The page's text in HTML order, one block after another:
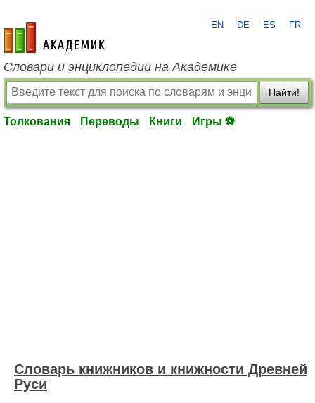
academic.ru
EN DE ES FR
Словари и энциклопедии на Академике
Найти!
Толкования Переводы Книги Игры ⚽
Словарь книжников и книжности Древней
Руси